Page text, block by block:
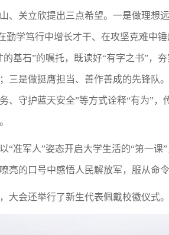
、关立欣提出三点希望。一是做理想
勤学笃行中增长才干、在攻坚克难中
基石”的嘱托，既读好“有字之书”，
是做挺膺担当、善作善成的先锋队
守护蓝天安全”等方式诠释“有为”
“准军人”姿态开启大学生活的“第一
的口号中感悟人民解放军，服从命
大会还举行了新生代表佩戴校徽仪式。